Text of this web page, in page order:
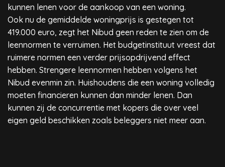
kunnen lenen voor de aankoop van een woning.
Ook nu de gemiddelde woningprijs is gestegen tot
419.000 euro, zegt het Nibud geen reden te zien om de
leennormen te verruimen. Het budgetinstituut vreest dat
ruimere normen een verder prijsopdrijvend effect
hebben. Strengere leennormen hebben volgens het
Nibud evenmin zin. Huishoudens die een woning volledig
moeten financieren kunnen dan minder lenen. Dan
kunnen zij de concurrentie met kopers die over veel
eigen geld beschikken zoals beleggers niet meer aan.